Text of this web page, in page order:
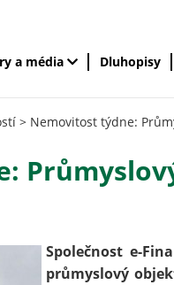
a média Dluhopisy
> Nemovitost týdne:
Společnost e-
průmyslový